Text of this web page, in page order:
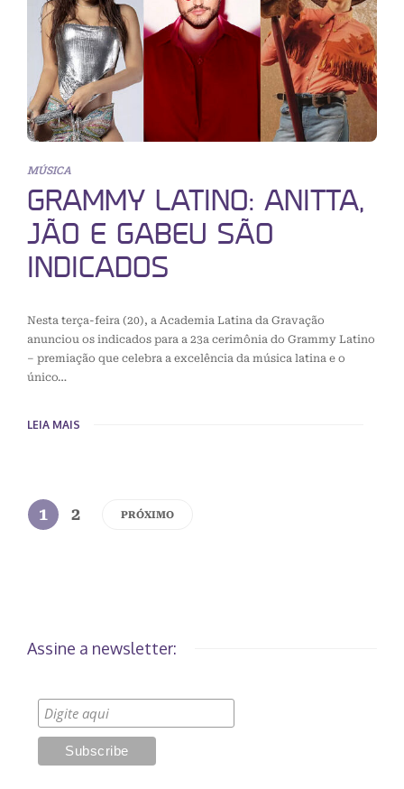
MÚSICA
GRAMMY LATINO: ANITTA,
JÃO E GABEU SÃO
INDICADOS
Nesta terça-feira (20), a Academia Latina da Gravação
anunciou os indicados para a 23a cerimônia do Grammy Latino
– premiação que celebra a excelência da música latina e o
único…
LEIA MAIS
1 2 PRÓXIMO
Assine a newsletter: